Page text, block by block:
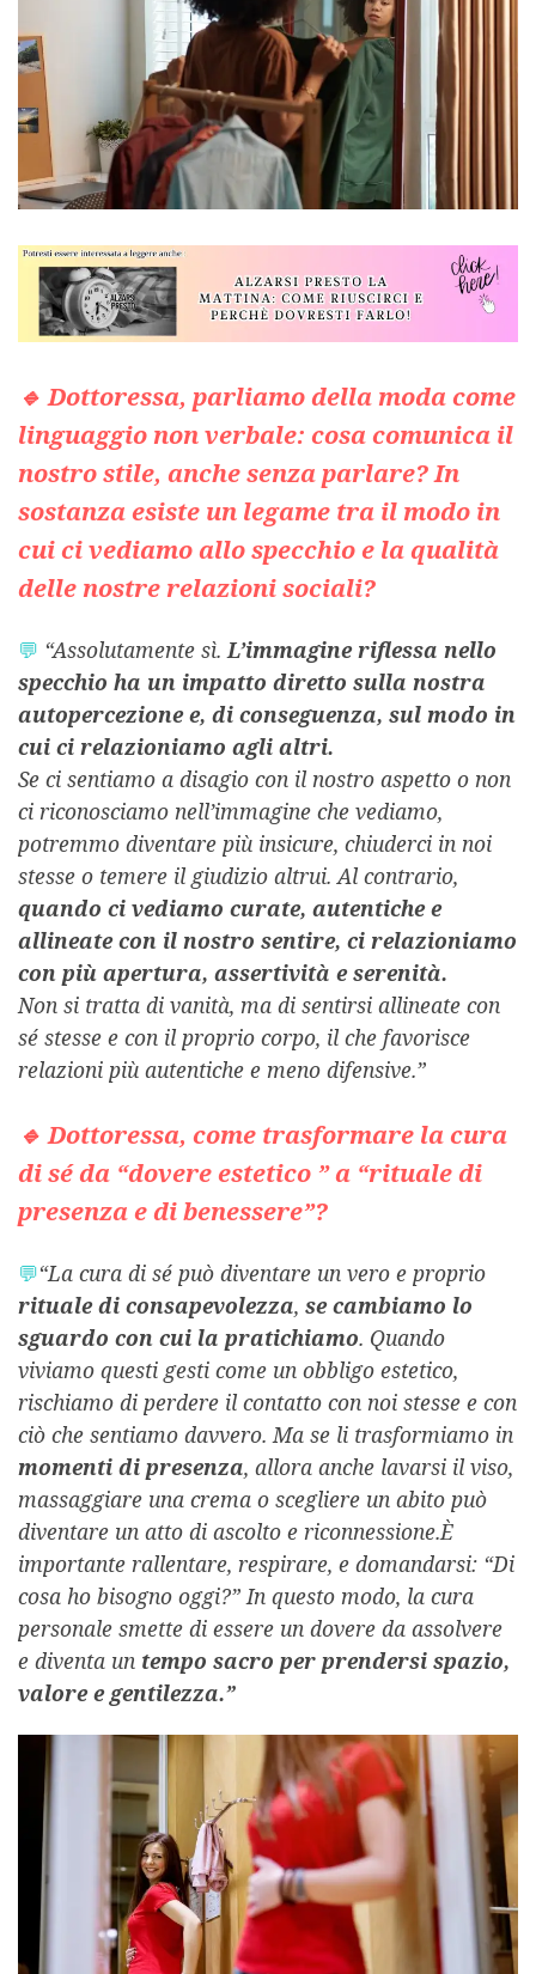
🔹 Dottoressa, parliamo della moda come
linguaggio non verbale: cosa comunica il
nostro stile, anche senza parlare? In
sostanza esiste un legame tra il modo in
cui ci vediamo allo specchio e la qualità
delle nostre relazioni sociali?
💬 “Assolutamente sì.L’immagine riflessa nello
specchio ha un impatto diretto sulla nostra
autopercezione e, di conseguenza, sul modo in
cui ci relazioniamo agli altri.
Se ci sentiamo a disagio con il nostro aspetto o non
ci riconosciamo nell’immagine che vediamo,
potremmo diventare più insicure, chiuderci in noi
stesse o temere il giudizio altrui. Al contrario,
quando ci vediamo curate, autentiche e
allineate con il nostro sentire, ci relazioniamo
con più apertura, assertività e serenità.
Non si tratta di vanità, ma di sentirsi allineate con
sé stesse e con il proprio corpo, il che favorisce
relazioni più autentiche e meno difensive.”
🔹 Dottoressa, come trasformare la cura
di sé da “dovere estetico ” a “rituale di
presenza e di benessere”?
💬“La cura di sé può diventare un vero e proprio
rituale di consapevolezza, se cambiamo lo
sguardo con cui la pratichiamo. Quando
viviamo questi gesti come un obbligo estetico,
rischiamo di perdere il contatto con noi stesse e con
ciò che sentiamo davvero. Ma se li trasformiamo in
momenti di presenza, allora anche lavarsi il viso,
massaggiare una crema o scegliere un abito può
diventare un atto di ascolto e riconnessione.È
importante rallentare, respirare, e domandarsi: “Di
cosa ho bisogno oggi?” In questo modo, la cura
personale smette di essere un dovere da assolvere
e diventa un tempo sacro per prendersi spazio,
valore e gentilezza.”